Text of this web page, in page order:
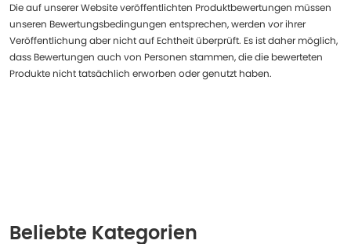
Die auf unserer Website veröffentlichten Produktbewertungen müssen
unseren Bewertungsbedingungen entsprechen, werden vor ihrer
Veröffentlichung aber nicht auf Echtheit überprüft. Es ist daher möglich,
dass Bewertungen auch von Personen stammen, die die bewerteten
Produkte nicht tatsächlich erworben oder genutzt haben.
Beliebte Kategorien